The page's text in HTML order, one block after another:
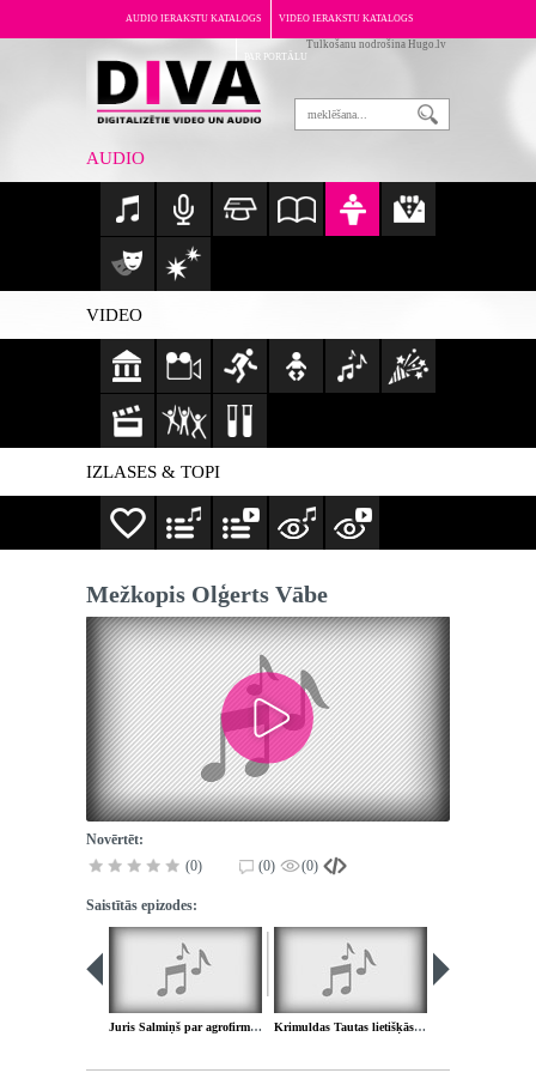
AUDIO IERAKSTU KATALOGS VIDEO IERAKSTU KATALOGS
PAR PORTĀLU
Tulkošanu nodrošina Hugo.lv
AUDIO
VIDEO
IZLASES & TOPI
Mežkopis Olģerts Vābe
Novērtēt:
(0)
(0) (0)
Saistītās epizodes:
Juris Salmiņš par agrofirmu "Krimulda" Krimuldas Tautas lietišķās mākslas studijas darbs - Vija Ābele